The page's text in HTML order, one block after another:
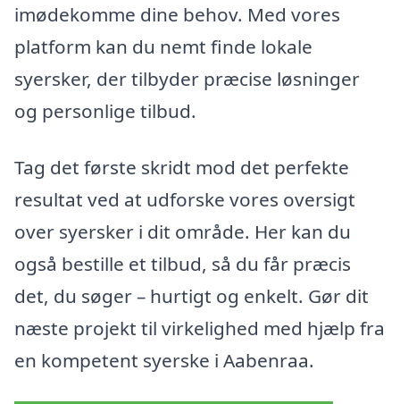
imødekomme dine behov. Med vores
platform kan du nemt finde lokale
syersker, der tilbyder præcise løsninger
og personlige tilbud.
Tag det første skridt mod det perfekte
resultat ved at udforske vores oversigt
over syersker i dit område. Her kan du
også bestille et tilbud, så du får præcis
det, du søger – hurtigt og enkelt. Gør dit
næste projekt til virkelighed med hjælp fra
en kompetent syerske i Aabenraa.